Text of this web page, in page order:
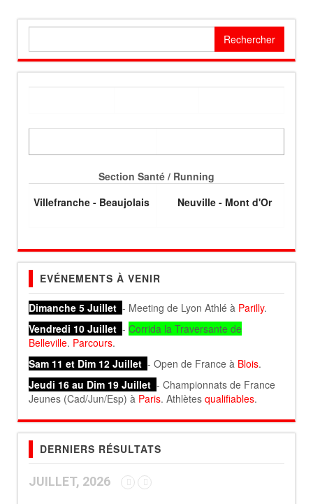
Section Santé / Running
Villefranche - Beaujolais
Neuville - Mont d'Or
EVÉNEMENTS À VENIR
Dimanche 5 Juillet - Meeting de Lyon Athlé à Parilly.
Vendredi 10 Juillet - Corrida la Traversante de
Belleville. Parcours.
Sam 11 et Dim 12 Juillet - Open de France à Blois.
Jeudi 16 au Dim 19 Juillet - Championnats de France
Jeunes (Cad/Jun/Esp) à Paris. Athlètes qualifiables.
DERNIERS RÉSULTATS
JUILLET, 2026